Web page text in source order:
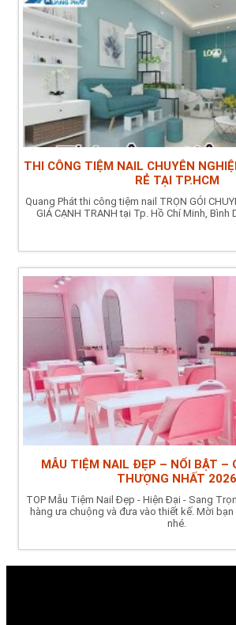
THI CÔNG TIỆM NAIL CHUYÊN
RẺ TẠI TP.HCM
Quang Phát thi công tiệm nail TRỌN GÓI
GIÁ CẠNH TRANH tại Tp. Hồ Chí Minh,
MẪU TIỆM NAIL ĐẸP – NỔI BẬT –
THƯỢNG NHẤT 2026
TOP Mẫu Tiệm Nail Đẹp - Hiện Đại - Sang
hàng ưa chuộng và đưa vào thiết kế. Mời bạn
nhé.